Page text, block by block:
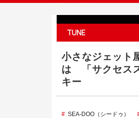
TUNE
小さなジェット
は 「サクセス
キー
SEA-DOO（シードゥ）